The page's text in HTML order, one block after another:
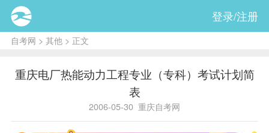
登录/注册
自考网 > 其他 > 正文
重庆电厂热能动力工程专业（专科）考试计划简
表
2006-05-30 重庆自考网